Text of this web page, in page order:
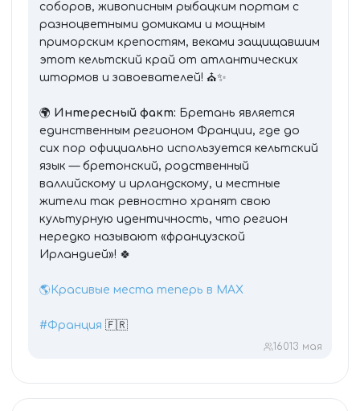
соборов, живописным рыбацким портам с
разноцветными домиками и мощным
приморским крепостям, веками защищавшим
этот кельтский край от атлантических
штормов и завоевателей! ⛪️✨
🌍 Интересный факт: Бретань является
единственным регионом Франции, где до
сих пор официально используется кельтский
язык — бретонский, родственный
валлийскому и ирландскому, и местные
жители так ревностно хранят свою
культурную идентичность, что регион
нередко называют «французской
Ирландией»! 🍀
🌎Красивые места теперь в MAX
#Франция 🇫🇷
16013 мая